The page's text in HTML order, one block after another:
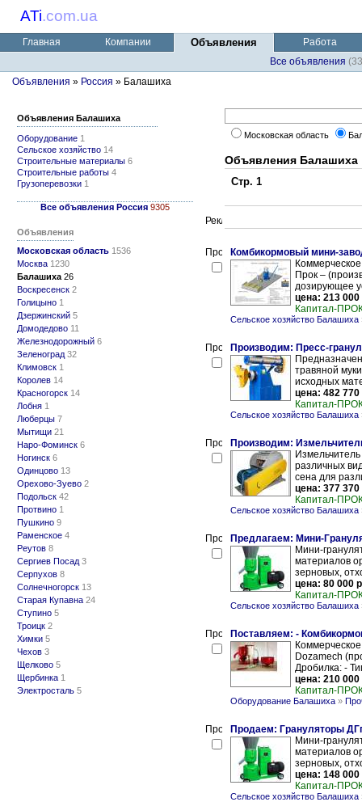
ATi.com.ua
Главная Компании Объявления
Работа
Все объявления
Объявления » Россия » Балашиха
Объявления Балашиха
Оборудование 1
Сельское хозяйство 14
Строительные материалы 6
Строительные работы 4
Грузоперевозки 1
Все объявления Россия 9305
Объявления
Московская область 1536
Москва 1230
Балашиха 26
Воскресенск 2
Голицыно 1
Дзержинский 5
Домодедово 11
Железнодорожный 6
Зеленоград 32
Климовск 1
Королев 14
Красногорск 14
Лобня 1
Люберцы 7
Мытищи 21
Наро-Фоминск 6
Ногинск 6
Одинцово 13
Орехово-Зуево 2
Подольск 42
Протвино 1
Пушкино 9
Раменское 4
Реутов 8
Сергиев Посад 3
Серпухов 8
Солнечногорск 13
Старая Купавна 24
Ступино 5
Троицк 2
Химки 5
Чехов 3
Щелково 5
Щербинка 1
Электросталь 5
Московская область
Объявления Балашиха
Стр. 1
Комбикормовый мини-
Прок –
дозирующее
цена: 213 000
Капитал-
Сельское хозяйство Балашиха
Производим: Пресс-
травяной
исходных
цена: 482 770
Капитал-
Сельское хозяйство Балашиха
Производим:
различных
сена для
цена: 377 370
Капитал-
Сельское хозяйство Балашиха
Предлагаем: Мини-
Мини-
материалов
зерновых,
цена: 80 000
Капитал-
Сельское хозяйство Балашиха
Поставляем: -
Dozamech
Дробилка: -
цена: 210 000
Капитал-
Оборудование Балашиха »
Продаем: Грануляторы
Мини-
материалов
зерновых,
цена: 148 000
Капитал-
Сельское хозяйство Балашиха